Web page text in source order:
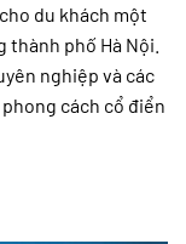
du khách một
phố Hà Nội.
nghiệp và các
cách cổ điển